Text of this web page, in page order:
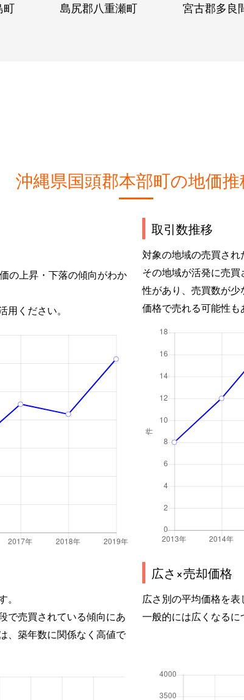
町 島尻郡八重瀬町 宮古郡多良
沖縄県国頭郡本部町の地価推
の上昇・下落の傾向がわか
ください。
取引数推移
対象の地域の売買され
その地域が活発に売
性があり、売買数が
価格で売れる可能性も
で売買されている傾向にあ
、築年数に関係なく高値で
広さ×売却価格
広さ別の平均価格を表
一般的には広くなるに